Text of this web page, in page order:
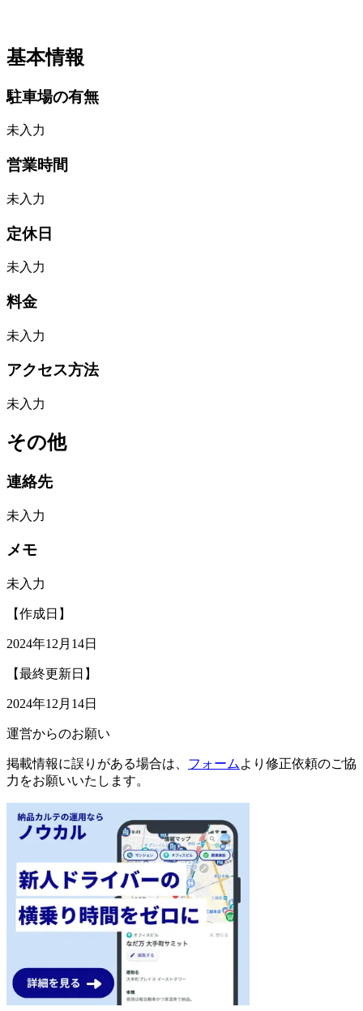
基本情報
駐車場の有無
未入力
営業時間
未入力
定休日
未入力
料金
未入力
アクセス方法
未入力
その他
連絡先
未入力
メモ
未入力
【作成日】
2024年12月14日
【最終更新日】
2024年12月14日
運営からのお願い
掲載情報に誤りがある場合は、 フォーム より修正依頼のご協
力をお願いいたします。